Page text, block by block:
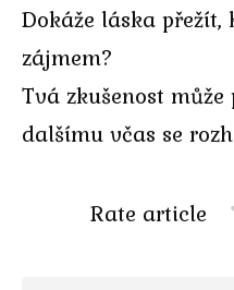
Dokáže láska
zájmem?
Tvá zkušenost
dalšímu včas se
Rate article